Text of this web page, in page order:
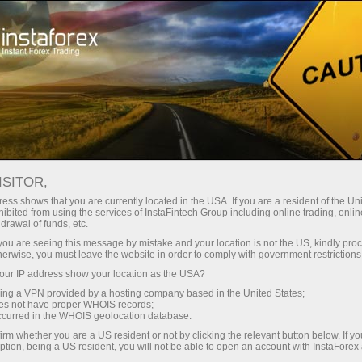
Con InstaForex obtiene acceso a
competitivas: apalancamiento de
hasta 1:5000, unos de los mejores
spreads y comisiones del
mercado, así como condiciones
atractivas para operar con
acciones e índices.
Spreads mínimos
Bono del 30%
en cada depósito
Velocidad
en el trading y en la pista
shows that you are currently located in the USA. If you are a resident of the
from using the services of InstaFintech Group including online trading,
of funds, etc.
are seeing this message by mistake and your location is not the US, kindly
you must leave the website in order to comply with government
IP address show your location as the USA?
a VPN provided by a hosting company based in the United States;
not have proper WHOIS records;
in the WHOIS geolocation database.
whether you are a US resident or not by clicking the relevant button below. If
being a US resident, you will not be able to open an account with InstaForex